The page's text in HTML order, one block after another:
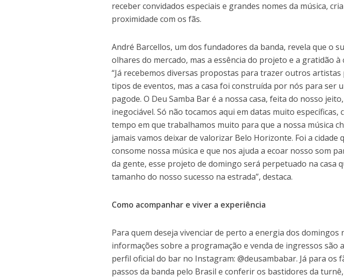
receber convidados especiais e grandes nomes da música,
proximidade com os fãs.
André Barcellos, um dos fundadores da banda, revela que o
olhares do mercado, mas a essência do projeto e a gratidão
“Já recebemos diversas propostas para trazer outros
tipos de eventos, mas a casa foi construída por nós para ser
pagode. O Deu Samba Bar é a nossa casa, feita do nosso
inegociável. Só não tocamos aqui em datas muito específicas,
tempo em que trabalhamos muito para que a nossa música
jamais vamos deixar de valorizar Belo Horizonte. Foi a
consome nossa música e que nos ajuda a ecoar nosso som
da gente, esse projeto de domingo será perpetuado na casa
tamanho do nosso sucesso na estrada”, destaca.
Como acompanhar e viver a experiência
Para quem deseja vivenciar de perto a energia dos domingos
informações sobre a programação e venda de ingressos são
perfil oficial do bar no Instagram: @deusambabar. Já para os
passos da banda pelo Brasil e conferir os bastidores da